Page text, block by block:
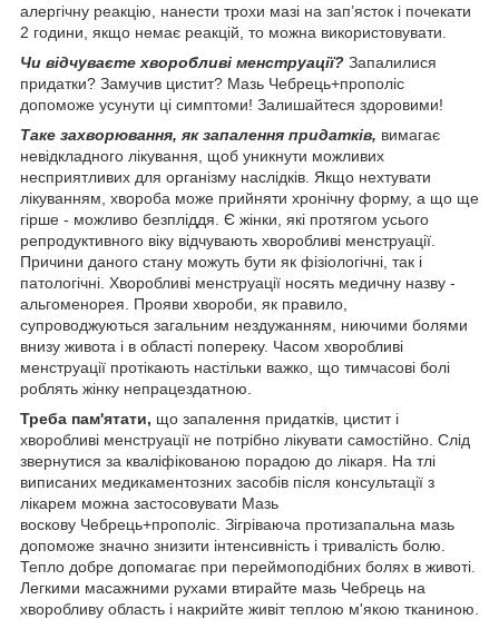
алергічну реакцію, нанести трохи мазі на зап’ясток і почекати
2 години, якщо немає реакцій, то можна використовувати.
Чи відчуваєте хворобливі менструації? Запалилися
придатки? Замучив цистит? Мазь Чебрець+прополіс
допоможе усунути ці симптоми! Залишайтеся здоровими!
Таке захворювання, як запалення придатків, вимагає
невідкладного лікування, щоб уникнути можливих
несприятливих для організму наслідків. Якщо нехтувати
лікуванням, хвороба може прийняти хронічну форму, а що ще
гірше - можливо безпліддя. Є жінки, які протягом усього
репродуктивного віку відчувають хворобливі менструації.
Причини даного стану можуть бути як фізіологічні, так і
патологічні. Хворобливі менструації носять медичну назву -
альгоменорея. Прояви хвороби, як правило,
супроводжуються загальним нездужанням, ниючими болями
внизу живота і в області попереку. Часом хворобливі
менструації протікають настільки важко, що тимчасові болі
роблять жінку непрацездатною.
Треба пам'ятати, що запалення придатків, цистит і
хворобливі менструації не потрібно лікувати самостійно. Слід
звернутися за кваліфікованою порадою до лікаря. На тлі
виписаних медикаментозних засобів після консультації з
лікарем можна застосовувати Мазь
воскову Чебрець+прополіс. Зігріваюча протизапальна мазь
допоможе значно знизити інтенсивність і тривалість болю.
Тепло добре допомагає при переймоподібних болях в животі.
Легкими масажними рухами втирайте мазь Чебрець на
хворобливу область і накрийте живіт теплою м'якою тканиною.